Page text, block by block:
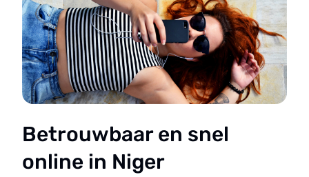
Betrouwbaar en snel
online in Niger